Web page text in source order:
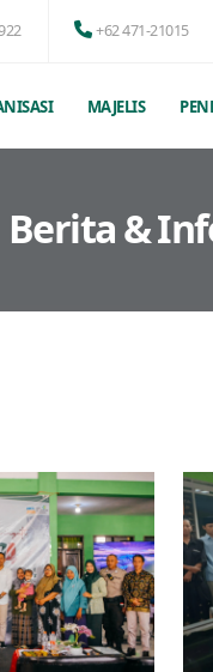
+62 471-21015
MAJELIS
Berita &